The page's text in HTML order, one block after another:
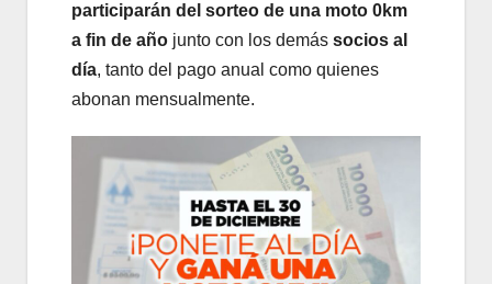
participarán del sorteo de una moto 0km
a fin de año junto con los demás socios al
día, tanto del pago anual como quienes
abonan mensualmente.